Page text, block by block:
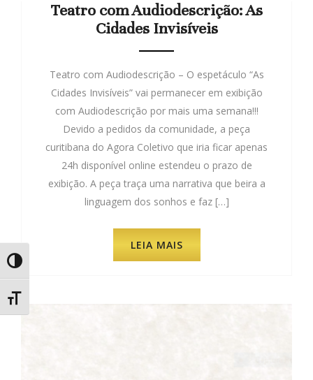
Alternar Alto Contraste
Alternar Tamanho da Fonte
Teatro com Audiodescrição: As
Cidades Invisíveis
Teatro com Audiodescrição – O espetáculo “As
Cidades Invisíveis” vai permanecer em exibição
com Audiodescrição por mais uma semana!!!
Devido a pedidos da comunidade, a peça
curitibana do Agora Coletivo que iria ficar apenas
24h disponível online estendeu o prazo de
exibição. A peça traça uma narrativa que beira a
linguagem dos sonhos e faz […]
LEIA MAIS